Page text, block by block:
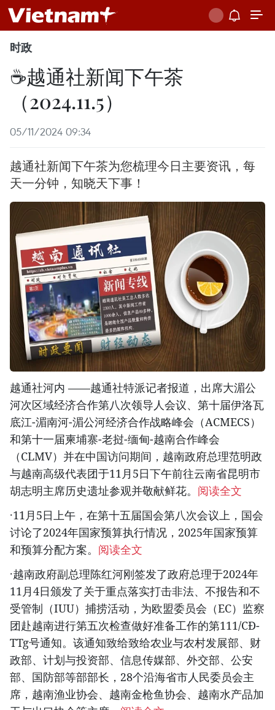
时政
☕️越通社新闻下午茶
（2024.11.5）
05/11/2024 09:34
越通社新闻下午茶为您梳理今日主要资讯，每
天一分钟，知晓天下事！
越通社河内 ——越通社特派记者报道，出席大湄公
河次区域经济合作第八次领导人会议、第十届伊洛瓦
底江-湄南河-湄公河经济合作战略峰会（ACMECS）
和第十一届柬埔寨-老挝-缅甸-越南合作峰会
（CLMV）并在中国访问期间，越南政府总理范明政
与越南高级代表团于11月5日下午前往云南省昆明市
胡志明主席历史遗址参观并敬献鲜花。 阅读全文
·11月5日上午，在第十五届国会第八次会议上，国会
讨论了2024年国家预算执行情况，2025年国家预算
和预算分配方案。 阅读全文
·越南政府副总理陈红河刚签发了政府总理于2024年
11月4日颁发了关于重点落实打击非法、不报告和不
受管制（IUU）捕捞活动，为欧盟委员会（EC）监察
团赴越南进行第五次检查做好准备工作的第111/CĐ-
TTg号通知。该通知致给致给农业与农村发展部、财
政部、计划与投资部、信息传媒部、外交部、公安
部、国防部等部部长，28个沿海省市人民委员会主
席，越南渔业协会、越南金枪鱼协会、越南水产品加